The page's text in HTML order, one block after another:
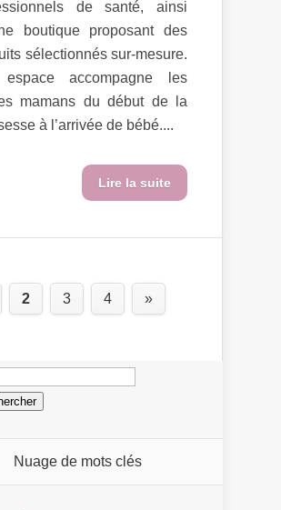
de santé, ainsi
boutique proposant des
sélectionnés sur-mesure.
accompagne les
mamans du début de la
à l’arrivée de bébé....
Lire la suite
2 3 4 »
:
Nuage de mots clés